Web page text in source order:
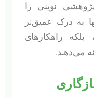
نوینی را
به درک عمیق‌تر
بلکه راهکارهای
می‌دهند.